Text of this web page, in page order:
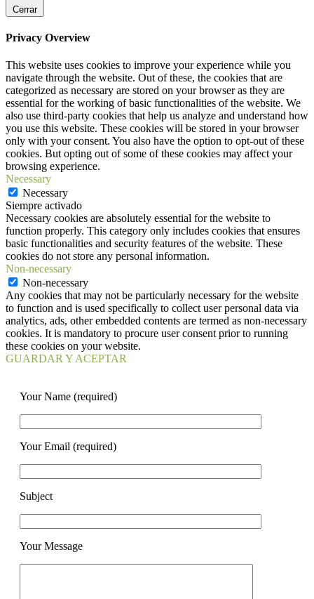
Cerrar
Privacy Overview
This website uses cookies to improve your experience while you
navigate through the website. Out of these, the cookies that are
categorized as necessary are stored on your browser as they are
essential for the working of basic functionalities of the website. We
also use third-party cookies that help us analyze and understand how
you use this website. These cookies will be stored in your browser
only with your consent. You also have the option to opt-out of these
cookies. But opting out of some of these cookies may affect your
browsing experience.
Necessary
Necessary
Siempre activado
Necessary cookies are absolutely essential for the website to
function properly. This category only includes cookies that ensures
basic functionalities and security features of the website. These
cookies do not store any personal information.
Non-necessary
Non-necessary
Any cookies that may not be particularly necessary for the website
to function and is used specifically to collect user personal data via
analytics, ads, other embedded contents are termed as non-necessary
cookies. It is mandatory to procure user consent prior to running
these cookies on your website.
GUARDAR Y ACEPTAR
Your Name (required)
Your Email (required)
Subject
Your Message